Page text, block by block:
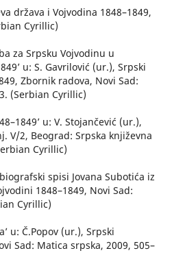
država i Vojvodina 1848–1849,
Cyrillic)
za Srpsku Vojvodinu u
u: S. Gavrilović (ur.), Srpski
Zbornik radova, Novi Sad:
(Serbian Cyrillic)
u: V. Stojančević (ur.),
V/2, Beograd: Srpska književna
Cyrillic)
biografski spisi Jovana Subotića iz
1848–1849, Novi Sad:
Cyrillic)
u: Č.Popov (ur.), Srpski
Sad: Matica srpska, 2009, 505–